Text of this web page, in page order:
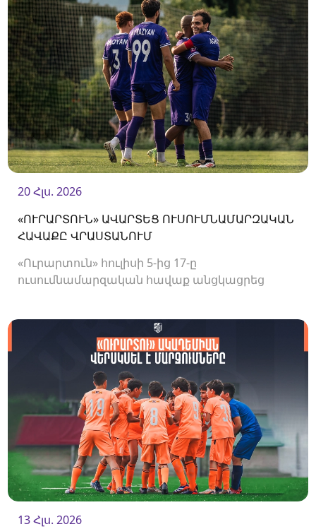
20 Հլս. 2026
«ՈՒՐԱՐՏՈՒՆ» ԱՎԱՐՏԵՑ ՈՒՍՈՒՄՆԱՄԱՐԶԱԿԱՆ
ՀԱՎԱՔԸ ՎՐԱՍՏԱՆՈՒՄ
«Ուրարտուն» հուլիսի 5-ից 17-ը
ուսումնամարզական հավաք անցկացրեց
13 Հլս. 2026